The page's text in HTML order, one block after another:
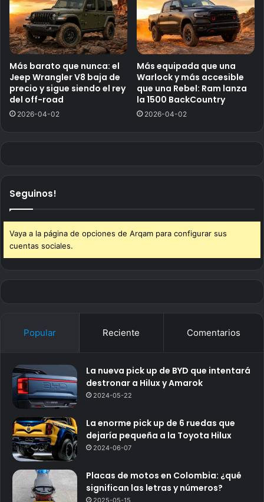
Más barato que nunca: el
Jeep Wrangler V8 baja de
precio y sigue siendo el rey
del off-road
2026-04-02
Más equipada que una
Warlock y más accesible
que una Rebel: Ram lanza
la 1500 BackCountry
2026-04-02
Seguinos!
Vaya a la página de opciones de Arqam para configurar sus
cuentas sociales.
Popular Reciente Comentarios
La nueva pick up de BYD que intentará
destronar a Hilux y Amarok
2024-05-22
La enorme pick up de 6 ruedas que
dejaría pequeña a la Toyota Hilux
2024-06-07
Placas de motos en Colombia: ¿qué
significan las letras y números?
2025-05-15